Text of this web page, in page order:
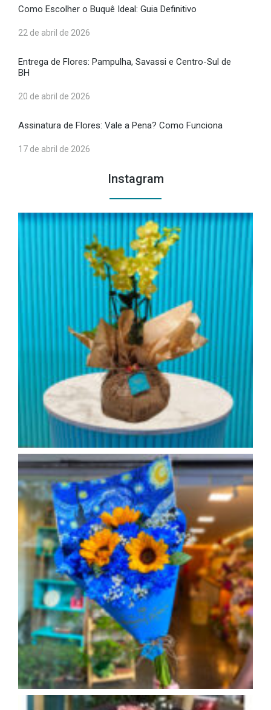
Como Escolher o Buquê Ideal: Guia Definitivo
22 de abril de 2026
Entrega de Flores: Pampulha, Savassi e Centro-Sul de
BH
20 de abril de 2026
Assinatura de Flores: Vale a Pena? Como Funciona
17 de abril de 2026
Instagram